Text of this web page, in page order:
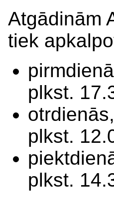
Atgādinām
tiek
plkst.
plkst.
plkst.